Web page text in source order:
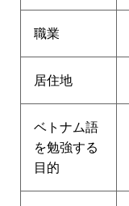
職業
居住地
ベトナム語
を勉強する
目的